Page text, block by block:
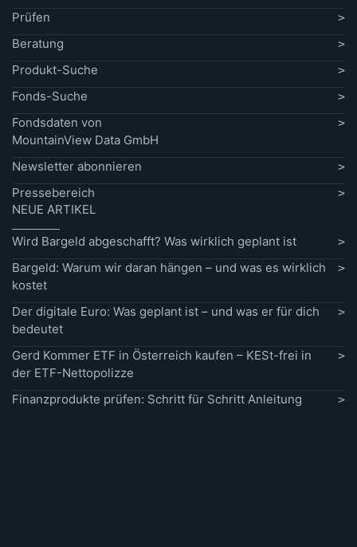
Prüfen
Beratung
Produkt-Suche
Fonds-Suche
Fondsdaten von
MountainView Data GmbH
Newsletter abonnieren
Pressebereich
NEUE ARTIKEL
Wird Bargeld abgeschafft? Was wirklich geplant ist
Bargeld: Warum wir daran hängen – und was es wirklich
kostet
Der digitale Euro: Was geplant ist – und was er für dich
bedeutet
Gerd Kommer ETF in Österreich kaufen – KESt-frei in
der ETF-Nettopolizze
Finanzprodukte prüfen: Schritt für Schritt Anleitung